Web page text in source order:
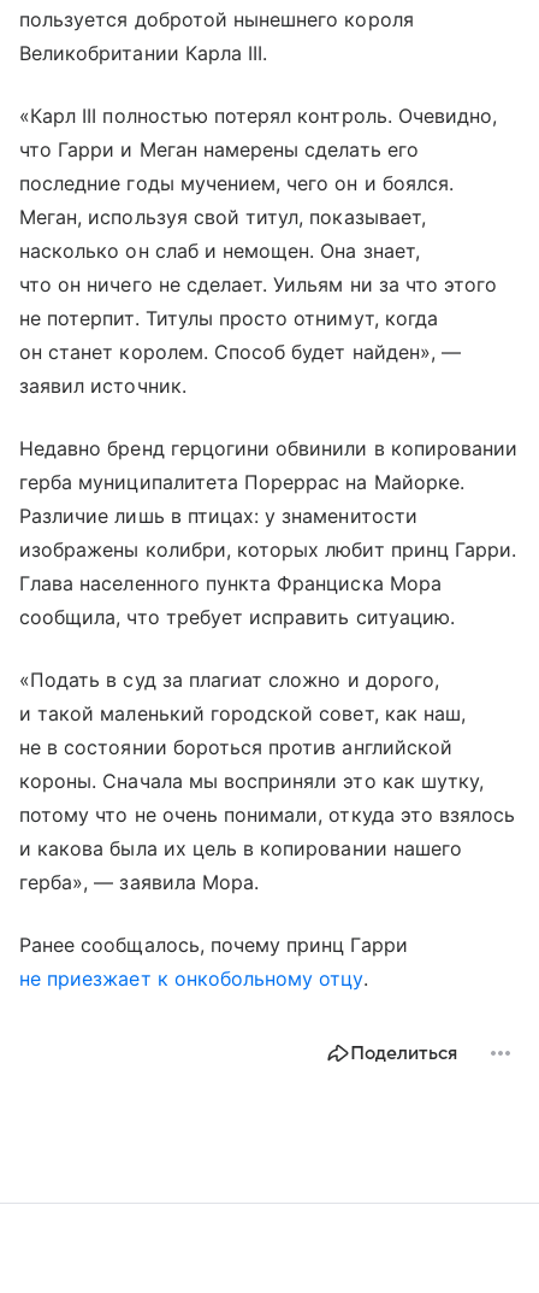
пользуется добротой нынешнего короля
Великобритании Карла III.
«Карл III полностью потерял контроль. Очевидно,
что Гарри и Меган намерены сделать его
последние годы мучением, чего он и боялся.
Меган, используя свой титул, показывает,
насколько он слаб и немощен. Она знает,
что он ничего не сделает. Уильям ни за что этого
не потерпит. Титулы просто отнимут, когда
он станет королем. Способ будет найден», —
заявил источник.
Недавно бренд герцогини обвинили в копировании
герба муниципалитета Пореррас на Майорке.
Различие лишь в птицах: у знаменитости
изображены колибри, которых любит принц Гарри.
Глава населенного пункта Франциска Мора
сообщила, что требует исправить ситуацию.
«Подать в суд за плагиат сложно и дорого,
и такой маленький городской совет, как наш,
не в состоянии бороться против английской
короны. Сначала мы восприняли это как шутку,
потому что не очень понимали, откуда это взялось
и какова была их цель в копировании нашего
герба», — заявила Мора.
Ранее сообщалось, почему принц Гарри
не приезжает к онкобольному отцу.
Поделиться